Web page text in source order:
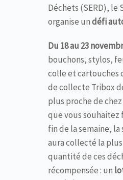
Déchets (SERD), le
organise undéfi
Du 18 au 23
bouchons, stylos,
colle et cartouches
de collecte Tribox
plus proche de
que vous souhaitez
fin de la semaine,
aura collecté la
quantité de ces
récompensée : un